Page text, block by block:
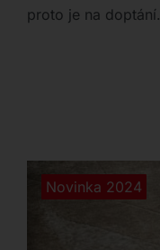
proto je na doptání.
Novinka 2024